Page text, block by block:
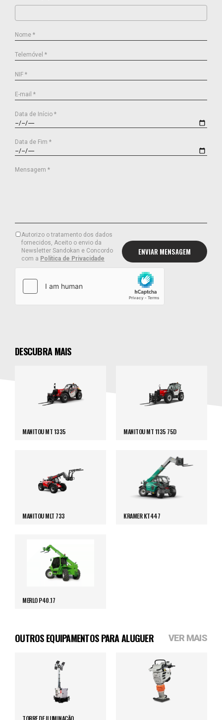
Nome *
Telemóvel *
NIF *
E-mail *
Data de Início *
Data de Fim *
Mensagem *
Autorizo o tratamento dos dados
fornecidos, Aceito o envio da
Newsletter Sandokan e Concordo
com a Política de Privacidade
DESCUBRA MAIS
MANITOU MT 1335 MANITOU MT 1135 75D
MANITOU MLT 733 KRAMER KT447
MERLO P40.17
OUTROS EQUIPAMENTOS PARA ALUGUER VER MAIS
TORRE DE ILUMINAÇÃO